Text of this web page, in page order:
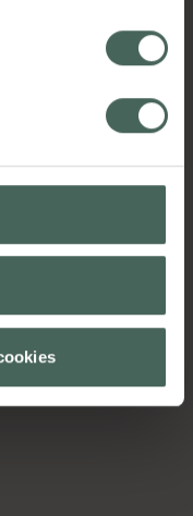
vårt uppdrag att
att prata